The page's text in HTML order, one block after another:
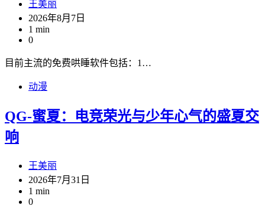
王美丽
2026年8月7日
1 min
0
目前主流的免费哄睡软件包括：1…
动漫
QG-蜜夏：电竞荣光与少年心气的盛夏交
响
王美丽
2026年7月31日
1 min
0